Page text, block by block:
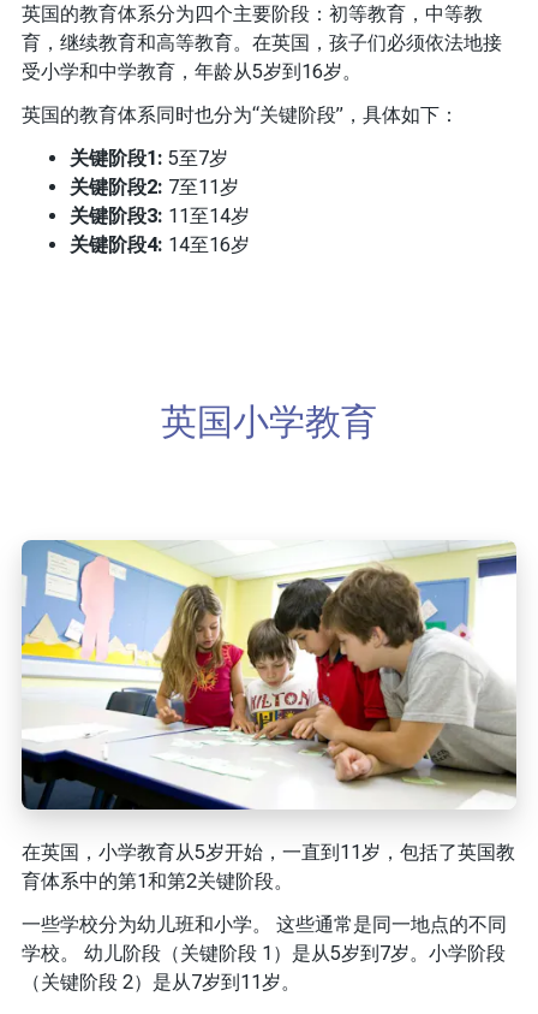
英国的教育体系分为四个主要阶段：初等教育，中等教
育，继续教育和高等教育。在英国，孩子们必须依法地接
受小学和中学教育，年龄从5岁到16岁。
英国的教育体系同时也分为“关键阶段”，具体如下：
关键阶段1: 5至7岁
关键阶段2: 7至11岁
关键阶段3: 11至14岁
关键阶段4: 14至16岁
英国小学教育
在英国，小学教育从5岁开始，一直到11岁，包括了英国教
育体系中的第1和第2关键阶段。
一些学校分为幼儿班和小学。 这些通常是同一地点的不同
学校。 幼儿阶段（关键阶段 1）是从5岁到7岁。小学阶段
（关键阶段 2）是从7岁到11岁。